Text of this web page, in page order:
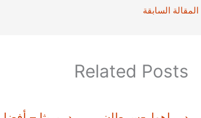
المقالة السابقة
Related Posts